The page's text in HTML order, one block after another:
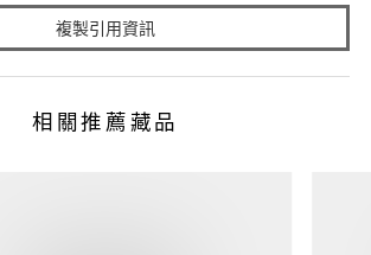
複製引用資訊
相關推薦藏品